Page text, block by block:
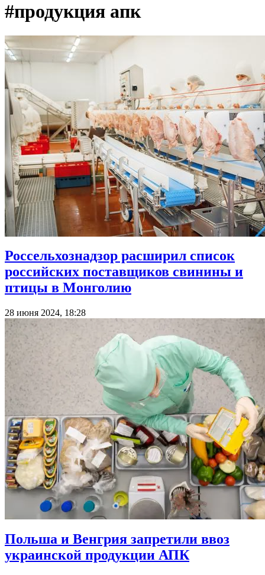
#продукция апк
Россельхознадзор расширил список
российских поставщиков свинины и
птицы в Монголию
28 июня 2024, 18:28
Польша и Венгрия запретили ввоз
украинской продукции АПК